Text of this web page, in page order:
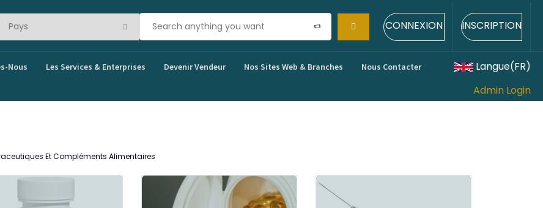
CONNEXION INSCRIPTION
Nous Les Services & Enterprises Devenir Vendeur Nos Sites Web & Branches Nous Contacter Langue(FR)
Admin Login
Et Compléments Alimentaires